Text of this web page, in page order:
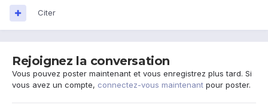
Citer
Rejoignez la conversation
Vous pouvez poster maintenant et vous enregistrez plus tard. Si
vous avez un compte, connectez-vous maintenant pour poster.